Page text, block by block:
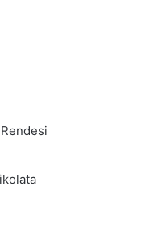
Rendesi